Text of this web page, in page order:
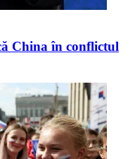
China în conflictul